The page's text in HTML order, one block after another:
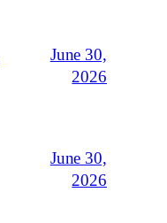
June 30,
2026
June 30,
2026